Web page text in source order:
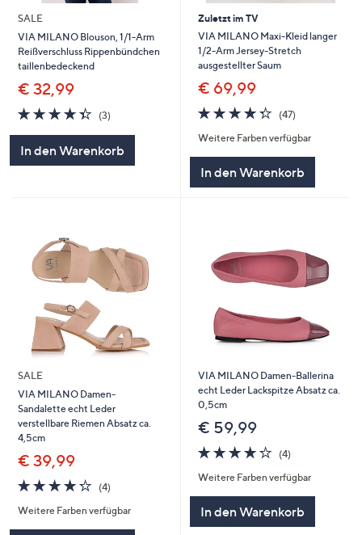
SALE
VIA MILANO Blouson, 1/1-Arm
Reißverschluss Rippenbündchen
taillenbedeckend
€ 32,99
4.3
von
5
(3)
In den Warenkorb
Zuletzt im TV
VIA MILANO Maxi-Kleid langer
1/2-Arm Jersey-Stretch
ausgestellter Saum
€ 69,99
4.3
von
5
(47)47
Weitere Farben verfügbar
In den Warenkorb
SALE
VIA MILANO Damen-
Sandalette echt Leder
verstellbare Riemen Absatz ca.
4,5cm
€ 39,99
4.2
von
5
(4)
Weitere Farben verfügbar
VIA MILANO Damen-Ballerina
echt Leder Lackspitze Absatz ca.
0,5cm
€ 59,99
4.2
von
5
(4)4
Weitere Farben verfügbar
In den Warenkorb